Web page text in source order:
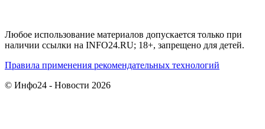
Любое использование материалов допускается только при
наличии ссылки на INFO24.RU; 18+, запрещено для детей.
Правила применения рекомендательных технологий
© Инфо24 - Новости 2026